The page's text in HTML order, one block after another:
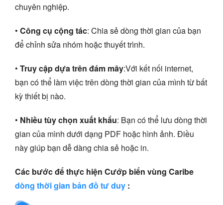
chuyên nghiệp.
• Công cụ cộng tác: Chia sẻ dòng thời gian của bạn
để chỉnh sửa nhóm hoặc thuyết trình.
• Truy cập dựa trên đám mây:Với kết nối internet,
bạn có thể làm việc trên dòng thời gian của mình từ bất
kỳ thiết bị nào.
• Nhiều tùy chọn xuất khẩu: Bạn có thể lưu dòng thời
gian của mình dưới dạng PDF hoặc hình ảnh. Điều
này giúp bạn dễ dàng chia sẻ hoặc in.
Các bước để thực hiện Cướp biển vùng Caribe
dòng thời gian bản đồ tư duy :